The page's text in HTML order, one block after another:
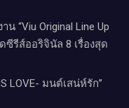
“Viu Original Line Up
ซีรีส์ออริจินัล 8 เรื่องสุด
LOVE- มนต์เสน่ห์รัก”